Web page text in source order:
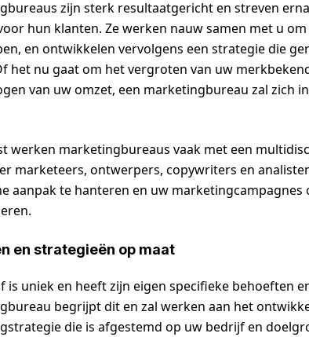
zijn sterk resultaatgericht en streven
hun klanten. Ze werken nauw samen met u
en ontwikkelen vervolgens een strategie die
het nu gaat om het vergroten van uw
van uw omzet, een marketingbureau zal zich
werken marketingbureaus vaak met een
marketeers, ontwerpers, copywriters en
aanpak te hanteren en uw
en strategieën op maat
is uniek en heeft zijn eigen specifieke behoeften
begrijpt dit en zal werken aan het
die is afgestemd op uw bedrijf en